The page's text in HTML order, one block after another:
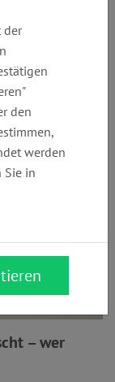
– wer
der
den
werden
Sie in